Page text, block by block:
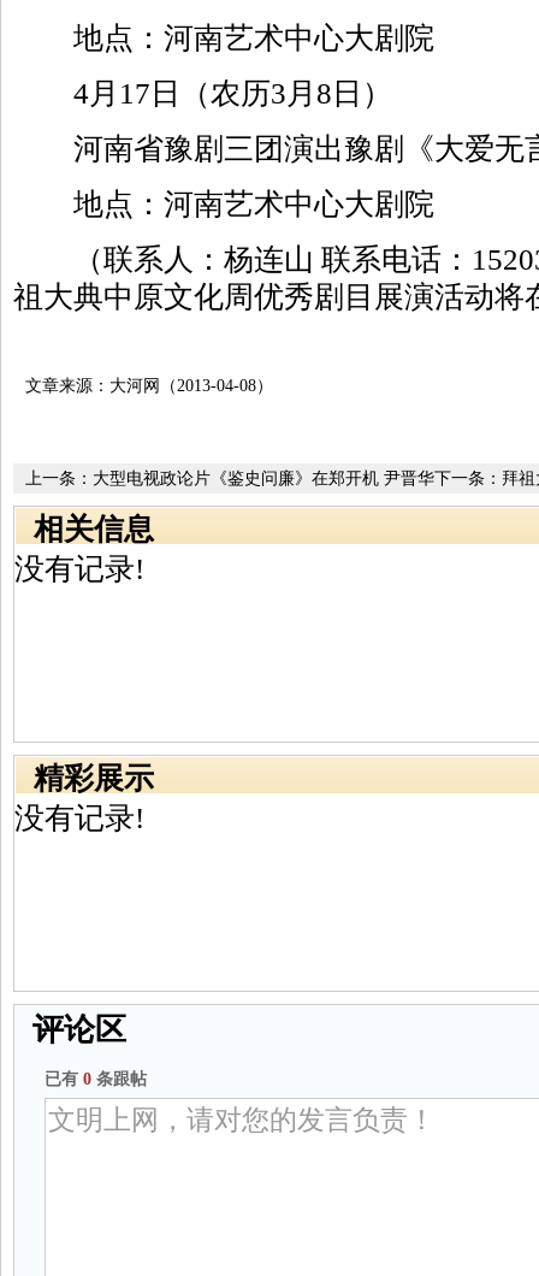
地点：河南艺术中心大剧院
4月17日（农历3月8日）
河南省豫剧三团演出豫剧《大爱无
地点：河南艺术中心大剧院
（联系人：杨连山 联系电话：
祖大典中原文化周优秀剧目展演活动将
文章来源：大河网（2013-04-08）
下一条： 拜
报道
上一条： 大型电视政论片《鉴史问廉》在郑开机 尹晋华
出席
相关信息
没有记录!
精彩展示
没有记录!
评论区
已有 0 条跟帖